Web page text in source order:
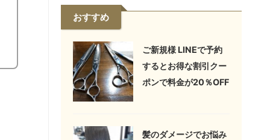
おすすめ
ご新規様 LINEで予約
するとお得な割引クー
ポンで料金が20％OFF
髪のダメージでお悩み